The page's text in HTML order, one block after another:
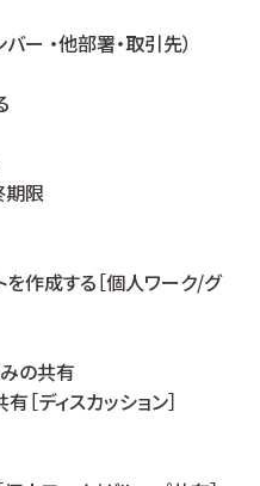
ー ・他部署・取引先）
期限
作成する［個人ワーク/グ
みの共有
［ディスカッション］